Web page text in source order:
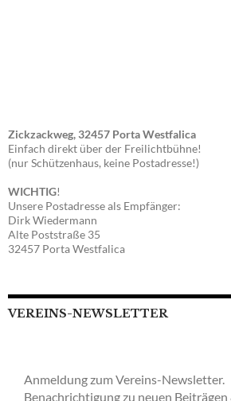
Zickzackweg, 32457 Porta Westfalica
Einfach direkt über der Freilichtbühne!
(nur Schützenhaus, keine Postadresse!)
WICHTIG!
Unsere Postadresse als Empfänger:
Dirk Wiedermann
Alte Poststraße 35
32457 Porta Westfalica
VEREINS-NEWSLETTER
Anmeldung zum Vereins-Newsletter.
Benachrichtigung zu neuen Beiträgen